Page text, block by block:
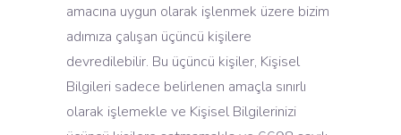
amacına uygun olarak işlenmek üzere bizim
adımıza çalışan üçüncü kişilere
devredilebilir. Bu üçüncü kişiler, Kişisel
Bilgileri sadece belirlenen amaçla sınırlı
olarak işlemekle ve Kişisel Bilgilerinizi